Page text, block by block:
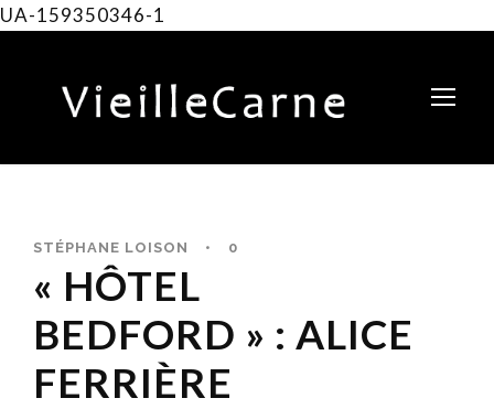
UA-159350346-1
STÉPHANE LOISON • 0
« HÔTEL
BEDFORD » : ALICE
FERRIÈRE